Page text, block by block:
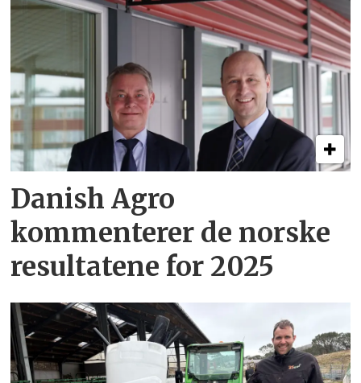
Danish Agro
kommenterer de norske
resultatene for 2025